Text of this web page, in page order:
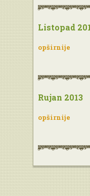
Listopad
opširnije
Rujan 2013
opširnije